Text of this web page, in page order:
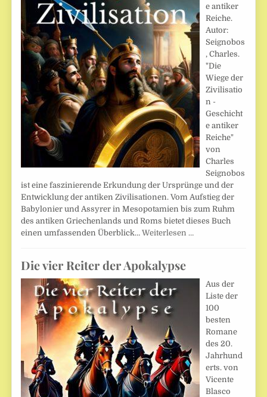
e antiker
Reiche.
Autor:
Seignobos
, Charles.
"Die
Wiege der
Zivilisatio
n -
Geschicht
e antiker
Reiche"
von
Charles
Seignobos
ist eine faszinierende Erkundung der Ursprünge und der
Entwicklung der antiken Zivilisationen. Vom Aufstieg der
Babylonier und Assyrer in Mesopotamien bis zum Ruhm
des antiken Griechenlands und Roms bietet dieses Buch
einen umfassenden Überblick…Weiterlesen …
Die vier Reiter der Apokalypse
Aus der
Liste der
100
besten
Romane
des 20.
Jahrhund
erts. von
Vicente
Blasco